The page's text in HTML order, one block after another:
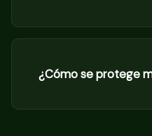
¿Cómo se protege